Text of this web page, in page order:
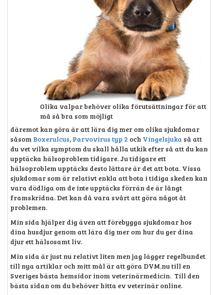
Olika valpar behöver olika förutsättningar för att
må så bra som möjligt
däremot kan göra är att lära dig mer om olika sjukdomar
såsom Boxerulcus, Parvovirus typ 2 och Vingelsjuka så att
du vet vilka symptom du skall hålla utkik efter så att du kan
upptäcka hälsoproblem tidigare. Ju tidigare ett
hälsoproblem upptäcks desto lättare är det att bota. Vissa
sjukdomar som är relativt enkla att bota i tidiga skeden kan
vara dödliga om de inte upptäcks förrän de är långt
framskridna. Det kan då vara svårt att göra något åt
problemen.
Min sida hjälper dig även att förebygga sjukdomar hos
dina husdjur genom att lära dig mer om hur du ger dina
djur ett hälsosamt liv.
Min sida är just nu relativt liten men jag lägger regelbundet
till nya artiklar och mitt mål är att göra DVM.nu till en
Sveriges bästa hemsidor inom veterinärmedicin. Till den
bästa sidan om du behöver hitta ev veterinär online.